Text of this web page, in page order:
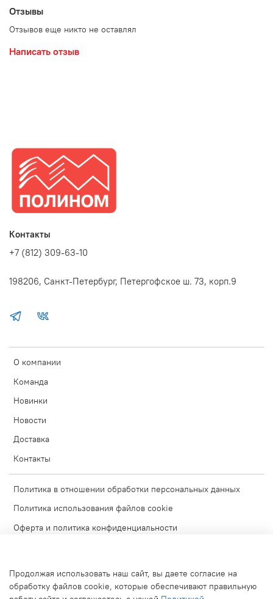
Отзывы
Отзывов еще никто не оставлял
Написать отзыв
О компании
Команда
Новинки
Новости
Доставка
Контакты
Политика в отношении обработки персональных данных
Политика использования файлов cookie
Оферта и политика конфиденциальности
Блог
Контакты
+7 (812) 309-63-10
198206, Санкт-Петербург, Петергофское ш. 73, корп.9
Продолжая использовать наш сайт, вы даете согласие на
обработку файлов cookie, которые обеспечивают правильную